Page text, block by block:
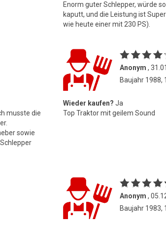
Enorm guter Schlepper, würde
kaputt, und die Leistung ist
wie heute einer mit 230 PS).
musste die
sowie
Anonym ,
Baujahr 1988,
Wieder kaufen? Ja
Top Traktor mit geilem Sound
Anonym ,
Baujahr 1983,